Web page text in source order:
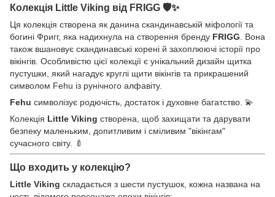
Колекція Little Viking від FRIGG 🛡️✨
Ця колекція створена як данина скандинавській міфології та
богині Фригг, яка надихнула на створення бренду FRIGG . Вона
також вшановує скандинавські корені й захоплюючі історії про
вікінгів. Особливістю цієї колекції є унікальний дизайн щитка
пустушки, який нагадує круглі щити вікінгів та прикрашений
символом Fehu із рунічного алфавіту.
Fehu символізує родючість, достаток і духовне багатство. 💫
Колекція Little Viking створена, щоб захищати та дарувати
безпеку маленьким, допитливим і сміливим "вікінгам"
сучасного світу. 🍼
Що входить у колекцію?
Little Viking складається з шести пустушок, кожна названа на